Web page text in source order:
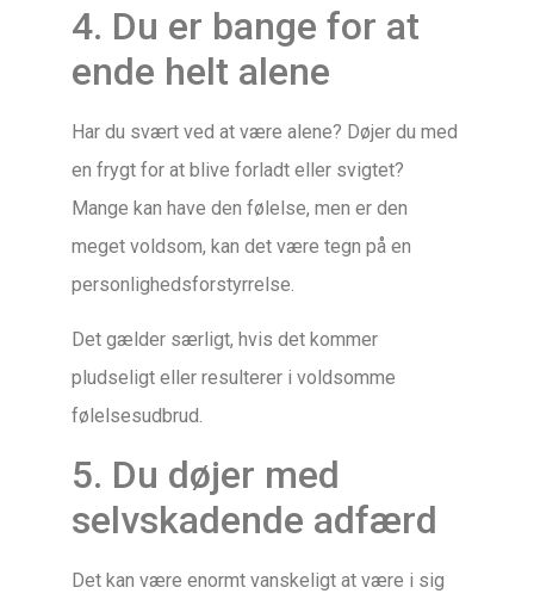
4. Du er bange for at
ende helt alene
Har du svært ved at være alene? Døjer du med
en frygt for at blive forladt eller svigtet?
Mange kan have den følelse, men er den
meget voldsom, kan det være tegn på en
personlighedsforstyrrelse.
Det gælder særligt, hvis det kommer
pludseligt eller resulterer i voldsomme
følelsesudbrud.
5. Du døjer med
selvskadende adfærd
Det kan være enormt vanskeligt at være i sig